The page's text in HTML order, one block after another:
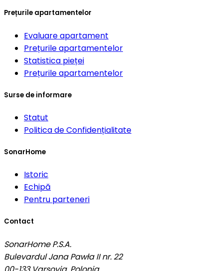
Prețurile apartamentelor
Evaluare apartament
Prețurile apartamentelor
Statistica pieței
Prețurile apartamentelor
Surse de informare
Statut
Politica de Confidențialitate
SonarHome
Istoric
Echipă
Pentru parteneri
Contact
SonarHome P.S.A.
Bulevardul Jana Pawła II nr. 22